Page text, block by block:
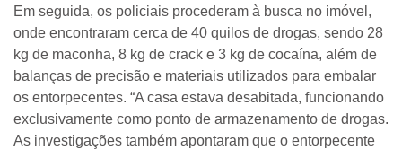
Em seguida, os policiais procederam à busca no imóvel,
onde encontraram cerca de 40 quilos de drogas, sendo 28
kg de maconha, 8 kg de crack e 3 kg de cocaína, além de
balanças de precisão e materiais utilizados para embalar
os entorpecentes. “A casa estava desabitada, funcionando
exclusivamente como ponto de armazenamento de drogas.
As investigações também apontaram que o entorpecente